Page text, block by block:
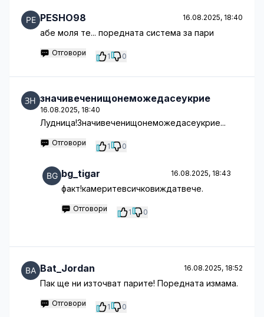
PESHO98 16.08.2025, 18:40
абе моля те... поредната система за пари
Отговори 1 0
значивеченищонеможедасеукрие
16.08.2025, 18:40
Лудница!Значивеченищонеможедасеукрие...
Отговори 1 0
bg_tigar 16.08.2025, 18:43
факт!камеритевсичковиждатвече.
Отговори 1 0
Bat_Jordan 16.08.2025, 18:52
Пак ще ни източват парите! Поредната измама.
Отговори 1 0